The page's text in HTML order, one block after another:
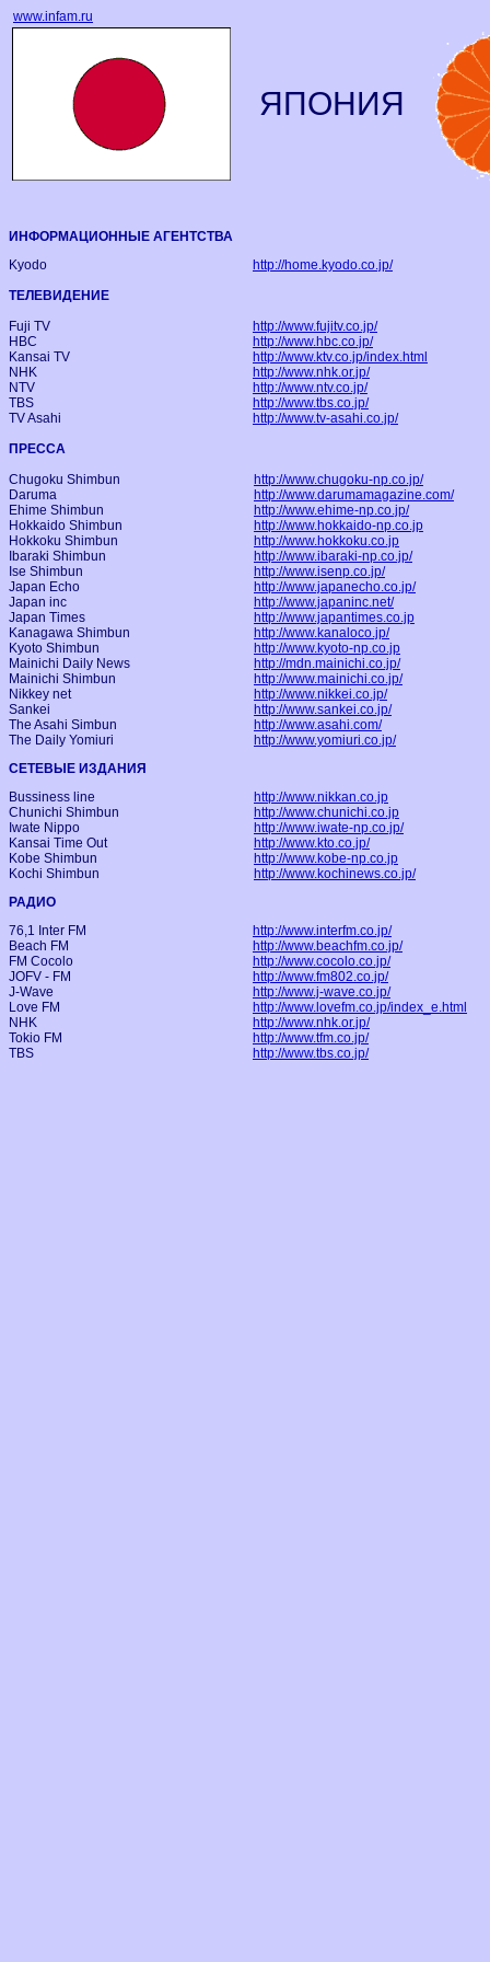
www.infam.ru
ЯПОНИЯ
ИНФОРМАЦИОННЫЕ АГЕНТСТВА
Kyodo
http://home.kyodo.co.jp/
ТЕЛЕВИДЕНИЕ
Fuji TV
http://www.fujitv.co.jp/
HBC
http://www.hbc.co.jp/
Kansai TV
http://www.ktv.co.jp/index.html
NHK
http://www.nhk.or.jp/
NTV
http://www.ntv.co.jp/
TBS
http://www.tbs.co.jp/
TV Asahi
http://www.tv-asahi.co.jp/
ПРЕССА
Chugoku Shimbun
http://www.chugoku-np.co.jp/
Daruma
http://www.darumamagazine.com/
Ehime Shimbun
http://www.ehime-np.co.jp/
Hokkaido Shimbun
http://www.hokkaido-np.co.jp
Hokkoku Shimbun
http://www.hokkoku.co.jp
Ibaraki Shimbun
http://www.ibaraki-np.co.jp/
Ise Shimbun
http://www.isenp.co.jp/
Japan Echo
http://www.japanecho.co.jp/
Japan inc
http://www.japaninc.net/
Japan Times
http://www.japantimes.co.jp
Kanagawa Shimbun
http://www.kanaloco.jp/
Kyoto Shimbun
http://www.kyoto-np.co.jp
Mainichi Daily News
http://mdn.mainichi.co.jp/
Mainichi Shimbun
http://www.mainichi.co.jp/
Nikkey net
http://www.nikkei.co.jp/
Sankei
http://www.sankei.co.jp/
The Asahi Simbun
http://www.asahi.com/
The Daily Yomiuri
http://www.yomiuri.co.jp/
СЕТЕВЫЕ ИЗДАНИЯ
Bussiness line
http://www.nikkan.co.jp
Chunichi Shimbun
http://www.chunichi.co.jp
Iwate Nippo
http://www.iwate-np.co.jp/
Kansai Time Out
http://www.kto.co.jp/
Kobe Shimbun
http://www.kobe-np.co.jp
Kochi Shimbun
http://www.kochinews.co.jp/
РАДИО
76,1 Inter FM
http://www.interfm.co.jp/
Beach FM
http://www.beachfm.co.jp/
FM Cocolo
http://www.cocolo.co.jp/
JOFV - FM
http://www.fm802.co.jp/
J-Wave
http://www.j-wave.co.jp/
Love FM
http://www.lovefm.co.jp/index_e.html
NHK
http://www.nhk.or.jp/
Tokio FM
http://www.tfm.co.jp/
TBS
http://www.tbs.co.jp/